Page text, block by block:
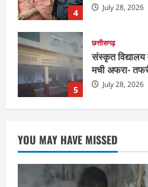
5 July 28, 2026
1
दुनिया राज्य
ग्रेटर नोएडा में
लोग बीमार
August 6, 2026
2
रायपुर में “लक्ष्य”
करियर
YOU MAY HAVE MISSED